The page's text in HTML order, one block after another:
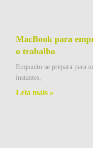
MacBook para
o trabalho
Enquanto se prepara para
instantes,
Leia mais »